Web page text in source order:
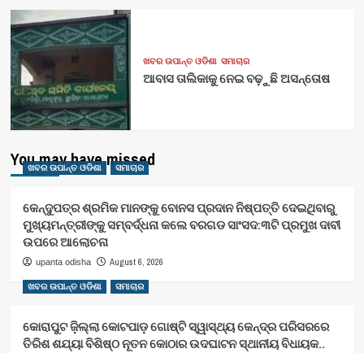
ଖବର ଉପାନ୍ତ ଓଡିଶା ସମାଚାର
ଆବାସ ତାଲିକାକୁ ନେଇ ବଢ଼ୁଛି ଅସନ୍ତୋଷ
You may have missed
ଖବର ଉପାନ୍ତ ଓଡିଶା ସମାଚାର
କେନ୍ଦୁପତ୍ର ଶ୍ରମିକ ମାନଙ୍କୁ ବୋନସ ପ୍ରଦାନ ନିଷ୍ପତ୍ତି ଦେଇଥିବାରୁ
ମୁଖ୍ୟମନ୍ତ୍ରୀଙ୍କୁ ସମ୍ବର୍ଦ୍ଧନା କଲେ ବରଗଡ ସାଂସଦ:୩ଟି ପ୍ରମୁଖ ଦାବୀ
ଉପରେ ଆଲୋଚନା
upanta odisha August 6, 2026
ଖବର ଉପାନ୍ତ ଓଡିଶା ସମାଚାର
କୋରାପୁଟ ଜ଼ିଲ୍ଲା କୋଟପାଡ଼ ଗୋଷ୍ଟି ସ୍ୱାସ୍ଥ୍ୟ କେନ୍ଦ୍ର ପରିସରରେ
ତିରିଶ ଶଯ୍ୟା ବିଶିଷ୍ଠ ନୂତନ କୋଠାର ଉଦଘାଟନ ସ୍ଥାନୀୟ ବିଧାୟକ..